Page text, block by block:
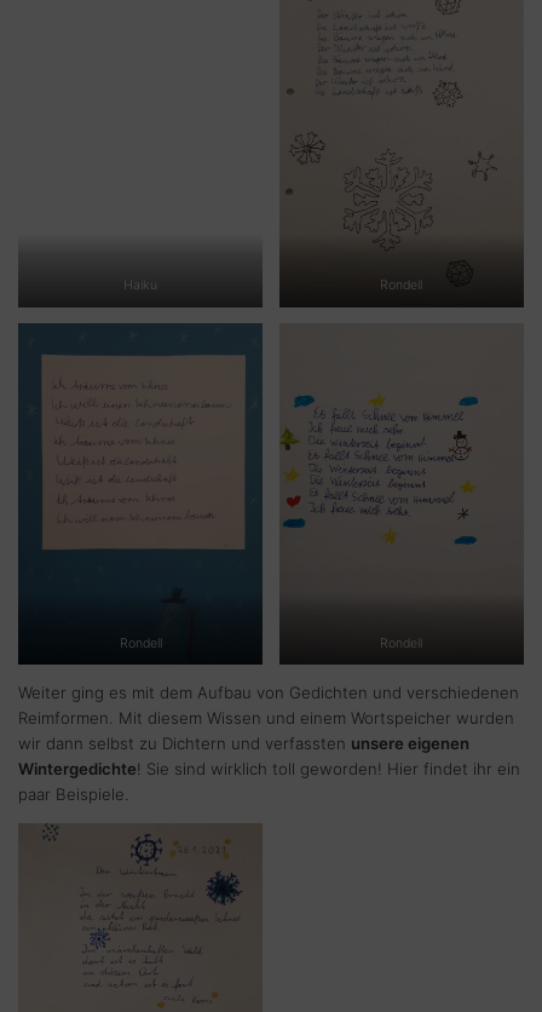
Haiku Rondell
Rondell Rondell
Weiter ging es mit dem Aufbau von Gedichten und verschiedenen
Reimformen. Mit diesem Wissen und einem Wortspeicher wurden
wir dann selbst zu Dichtern und verfassten unsere eigenen
Wintergedichte! Sie sind wirklich toll geworden! Hier findet ihr ein
paar Beispiele.